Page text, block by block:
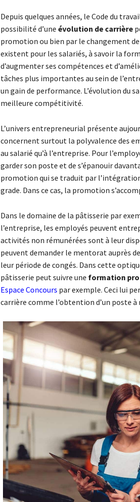
Depuis quelques années, le Code du
possibilité d’une évolution de carrière
promotion ou bien par le changement
existent pour les salariés, à savoir la
d’augmenter ses compétences et
tâches plus importantes au sein de
un gain de performance. L’évolution du
meilleure compétitivité.
L’univers entrepreneurial présente
concernent surtout la polyvalence des
au salarié qu’à l’entreprise. Pour
garder son poste et de s’épanouir
promotion qui se traduit par
grade. Dans ce cas, la promotion
Dans le domaine de la pâtisserie par
l’entreprise, les employés peuvent
activités non rémunérées sont à leur
peuvent demander le mentorat auprès
leur période de congés. Dans cette
pâtisserie peut suivre une formation
Espace Concours par exemple. Ceci lui
carrière comme l’obtention d’un poste